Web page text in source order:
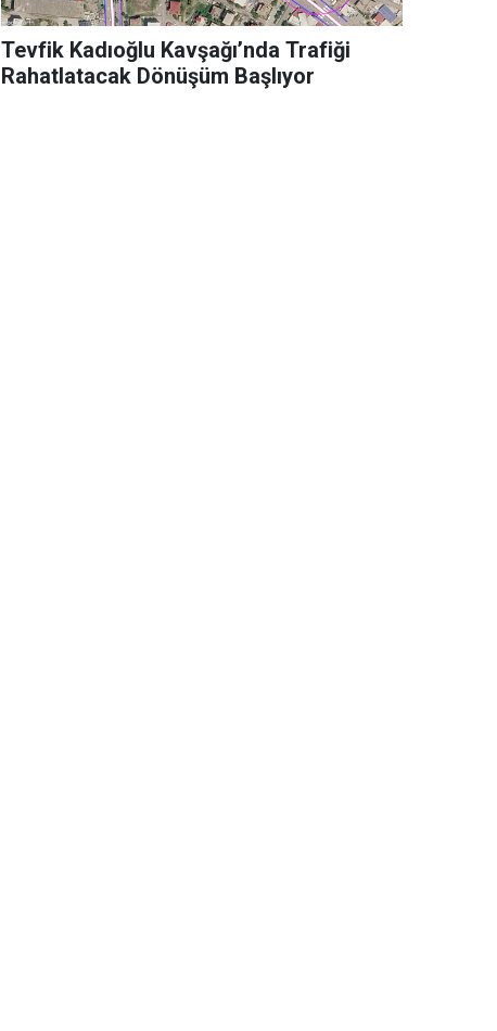
Tevfik Kadıoğlu Kavşağı’nda Trafiği
Rahatlatacak Dönüşüm Başlıyor